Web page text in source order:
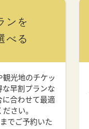
ンを
べる
光地のチケッ
な早割プランな
に合わせて最適
さい。
でご予約いた